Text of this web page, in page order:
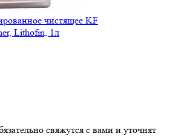
чистящее KF
Lithofin, 1л
свяжутся с вами и уточнят